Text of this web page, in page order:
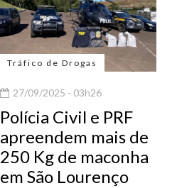
Tráfico de Drogas
27/09/2025 - 03h26
Polícia Civil e PRF
apreendem mais de
250 Kg de maconha
em São Lourenço